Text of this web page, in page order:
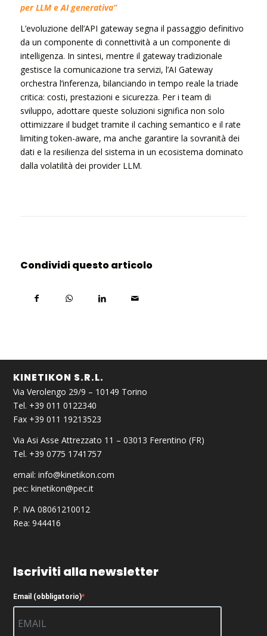
per LLM e AI generativa”
L’evoluzione dell’API gateway segna il passaggio definitivo
da un componente di connettività a un componente di
intelligenza. In sintesi, mentre il gateway tradizionale
gestisce la comunicazione tra servizi, l’AI Gateway
orchestra l’inferenza, bilanciando in tempo reale la triade
critica: costi, prestazioni e sicurezza. Per i team di
sviluppo, adottare queste soluzioni significa non solo
ottimizzare il budget tramite il caching semantico e il rate
limiting token-aware, ma anche garantire la sovranità dei
dati e la resilienza del sistema in un ecosistema dominato
dalla volatilità dei provider LLM.
Condividi questo articolo
KINETIKON S.R.L.
Via Verolengo 29/9 – 10149 Torino
Tel. +39 011 0122340
Fax +39 011 19213523
Via Asi Asse Attrezzato 11 – 03013 Ferentino (FR)
Tel. +39 0775 1741757
email:info@kinetikon.com
pec:kinetikon@pec.it
P. IVA 08061210012
Rea: 944416
Iscriviti alla newsletter
Email (obbligatorio)